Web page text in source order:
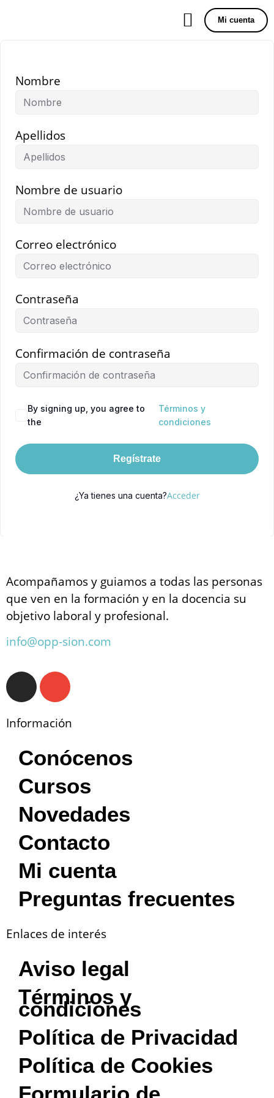
Mi cuenta
Nombre
Apellidos
Nombre de usuario
Correo electrónico
Contraseña
Confirmación de contraseña
By signing up, you agree to
the
Términos y
condiciones
Regístrate
¿Ya tienes una cuenta?Acceder
Acompañamos y guiamos a todas las personas
que ven en la formación y en la docencia su
objetivo laboral y profesional.
info@opp-sion.com
Información
Conócenos
Cursos
Novedades
Contacto
Mi cuenta
Preguntas frecuentes
Enlaces de interés
Aviso legal
Términos y
condiciones
Política de Privacidad
Política de Cookies